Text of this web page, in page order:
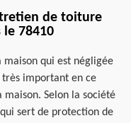
de toiture
le 78410
qui est négligée
important en ce
Selon la société
sert de protection de